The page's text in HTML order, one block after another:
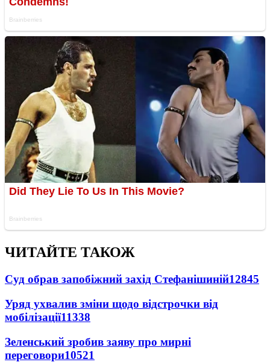
ЧИТАЙТЕ ТАКОЖ
Суд обрав запобіжний захід Стефанішиній12845
Уряд ухвалив зміни щодо відстрочки від
мобілізації11338
Зеленський зробив заяву про мирні
переговори10521